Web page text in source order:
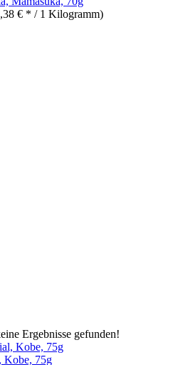
€ * / 1 Kilogramm)
Ergebnisse gefunden!
Kobe, 75g